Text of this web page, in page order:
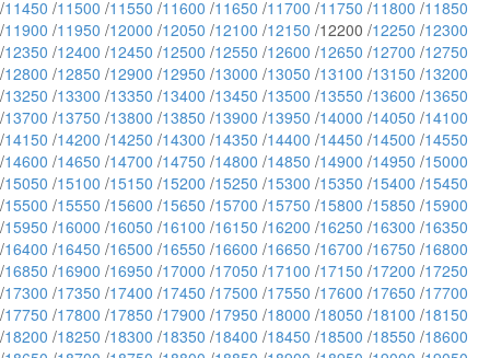
/11450 /11500 /11550 /11600 /11650 /11700 /11750 /11800 /11850
/11900 /11950 /12000 /12050 /12100 /12150 /12200 /12250 /12300
/12350 /12400 /12450 /12500 /12550 /12600 /12650 /12700 /12750
/12800 /12850 /12900 /12950 /13000 /13050 /13100 /13150 /13200
/13250 /13300 /13350 /13400 /13450 /13500 /13550 /13600 /13650
/13700 /13750 /13800 /13850 /13900 /13950 /14000 /14050 /14100
/14150 /14200 /14250 /14300 /14350 /14400 /14450 /14500 /14550
/14600 /14650 /14700 /14750 /14800 /14850 /14900 /14950 /15000
/15050 /15100 /15150 /15200 /15250 /15300 /15350 /15400 /15450
/15500 /15550 /15600 /15650 /15700 /15750 /15800 /15850 /15900
/15950 /16000 /16050 /16100 /16150 /16200 /16250 /16300 /16350
/16400 /16450 /16500 /16550 /16600 /16650 /16700 /16750 /16800
/16850 /16900 /16950 /17000 /17050 /17100 /17150 /17200 /17250
/17300 /17350 /17400 /17450 /17500 /17550 /17600 /17650 /17700
/17750 /17800 /17850 /17900 /17950 /18000 /18050 /18100 /18150
/18200 /18250 /18300 /18350 /18400 /18450 /18500 /18550 /18600